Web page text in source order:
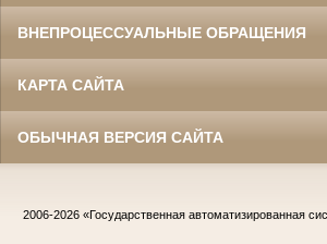
ВНЕПРОЦЕССУАЛЬНЫЕ ОБРАЩЕНИЯ
КАРТА САЙТА
ОБЫЧНАЯ ВЕРСИЯ САЙТА
2006-2026 «Государственная автоматизированная